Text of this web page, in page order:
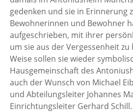
gedenken und sie in Erinnerung
Bewohnerinnen und Bewohner
aufgeschrieben, mit ihrer
um sie aus der Vergessenheit zu
Weise sollen sie wieder
Hausgemeinschaft des
auch der Wunsch von Michael
und Abteilungsleiter Johannes
Einrichtungsleiter Gerhard Schill.